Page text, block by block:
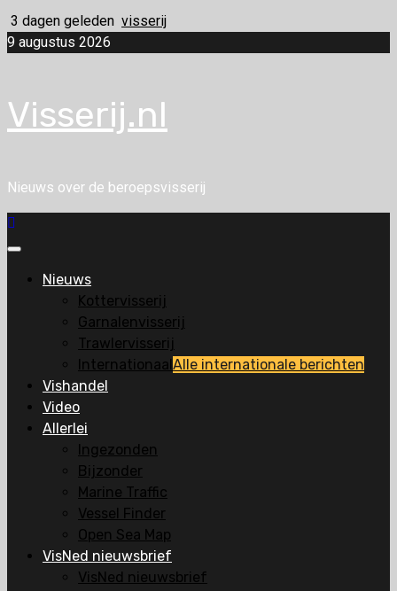
3 dagen geleden visserij
9 augustus 2026
Visserij.nl
Nieuws over de beroepsvisserij
Primair
Nieuws
Kottervisserij
Garnalenvisserij
Trawlervisserij
InternationaalAlle internationale berichten
Vishandel
Video
Allerlei
Ingezonden
Bijzonder
Marine Traffic
Vessel Finder
Open Sea Map
VisNed nieuwsbrief
VisNed nieuwsbrief